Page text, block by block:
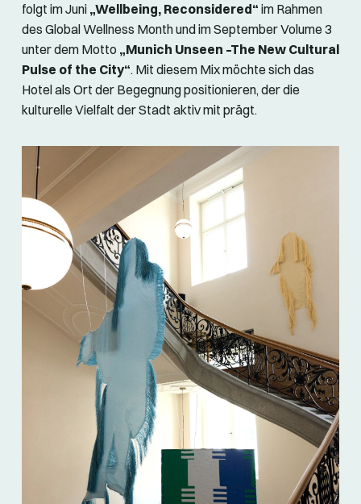
folgt im Juni „Wellbeing, Reconsidered“ im Rahmen
des Global Wellness Month und im September Volume 3
unter dem Motto „Munich Unseen –The New Cultural
Pulse of the City“. Mit diesem Mix möchte sich das
Hotel als Ort der Begegnung positionieren, der die
kulturelle Vielfalt der Stadt aktiv mit prägt.